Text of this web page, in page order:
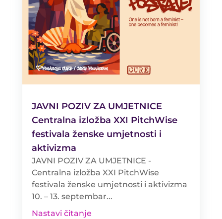
JAVNI POZIV ZA UMJETNICE
Centralna izložba XXI PitchWise
festivala ženske umjetnosti i
aktivizma
JAVNI POZIV ZA UMJETNICE -
Centralna izložba XXI PitchWise
festivala ženske umjetnosti i aktivizma
10. – 13. septembar...
Nastavi čitanje